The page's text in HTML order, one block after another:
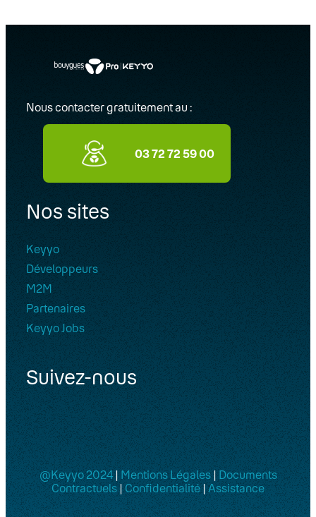
Nous contacter gratuitement au :
03 72 72 59 00
Nos sites
Keyyo
Développeurs
M2M
Partenaires
Keyyo Jobs
Suivez-nous
@Keyyo 2024| Mentions Légales|Documents
Contractuels|Confidentialité|Assistance